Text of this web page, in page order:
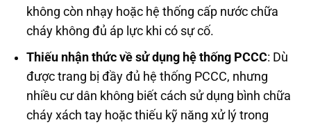
không còn nhạy hoặc hệ thống cấp nước chữa
cháy không đủ áp lực khi có sự cố.
Thiếu nhận thức về sử dụng hệ thống PCCC: Dù
được trang bị đầy đủ hệ thống PCCC, nhưng
nhiều cư dân không biết cách sử dụng bình chữa
cháy xách tay hoặc thiếu kỹ năng xử lý trong